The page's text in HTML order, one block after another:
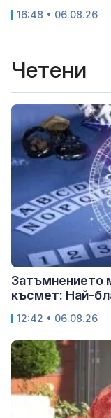
16:48 • 06.08.26
Четени
Затъмнението
късмет: Най-
12:42 • 06.08.26